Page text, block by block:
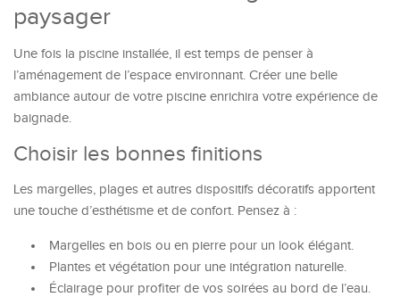
paysager
Une fois la piscine installée, il est temps de penser à
l’aménagement de l’espace environnant. Créer une belle
ambiance autour de votre piscine enrichira votre expérience de
baignade.
Choisir les bonnes finitions
Les margelles, plages et autres dispositifs décoratifs apportent
une touche d’esthétisme et de confort. Pensez à :
Margelles en bois ou en pierre pour un look élégant.
Plantes et végétation pour une intégration naturelle.
Éclairage pour profiter de vos soirées au bord de l’eau.